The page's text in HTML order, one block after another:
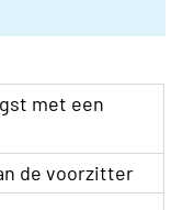
met een
de voorzitter